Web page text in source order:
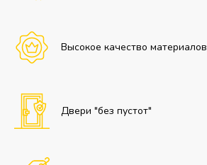
Высокое качество материалов
Двери "без пустот"